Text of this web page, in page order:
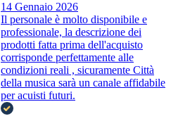
14 Gennaio 2026
Il personale è molto disponibile e
professionale, la descrizione dei
prodotti fatta prima dell'acquisto
corrisponde perfettamente alle
condizioni reali , sicuramente Città
della musica sarà un canale affidabile
per acuisti futuri.